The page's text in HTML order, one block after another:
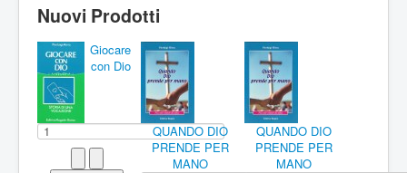
Nuovi Prodotti
Giocare
con Dio
QUANDO DIO
PRENDE PER
MANO
QUANDO DIO
PRENDE PER
MANO